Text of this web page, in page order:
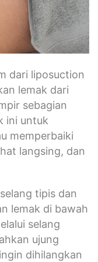
dari liposuction
lemak dari
sebagian
ini untuk
memperbaiki
langsing, dan
tipis dan
lemak di bawah
selang
ujung
dihilangkan